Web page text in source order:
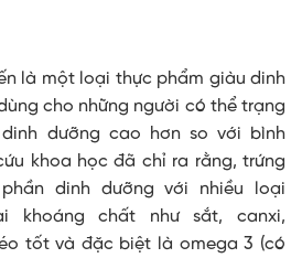
là một loại thực phẩm giàu dinh
cho những người có thể trạng
dưỡng cao hơn so với bình
khoa học đã chỉ ra rằng, trứng
dinh dưỡng với nhiều loại
khoáng chất như sắt, canxi,
tốt và đặc biệt là omega 3 (có